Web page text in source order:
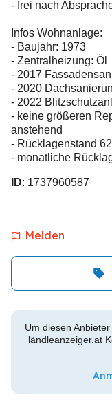
- frei nach
Infos Wohnanlage:
- Baujahr: 1973
- Zentralheizung: Öl
- 2017
- 2020
- 2022
- keine größeren
anstehend
- Rücklagenstand
- monatliche
ID: 1737960587
Melden
Um diesen
ländleanzeiger.at